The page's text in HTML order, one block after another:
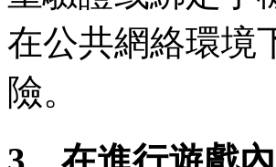
在公共網絡環境
險。